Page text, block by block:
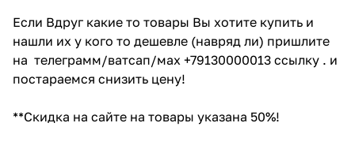
Если Вдруг какие то товары Вы хотите купить и
нашли их у кого то дешевле (навряд ли) пришлите
на телеграмм/ватсап/мах +79130000013 ссылку . и
постараемся снизить цену!
**Скидка на сайте на товары указана 50%!